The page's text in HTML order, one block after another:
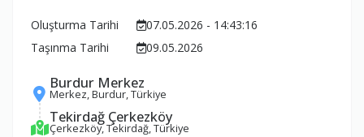
Oluşturma Tarihi
07.05.2026 - 14:43:16
Taşınma Tarihi
09.05.2026
Burdur Merkez
Merkez, Burdur, Türkiye
Tekirdağ Çerkezköy
Çerkezköy, Tekirdağ, Türkiye